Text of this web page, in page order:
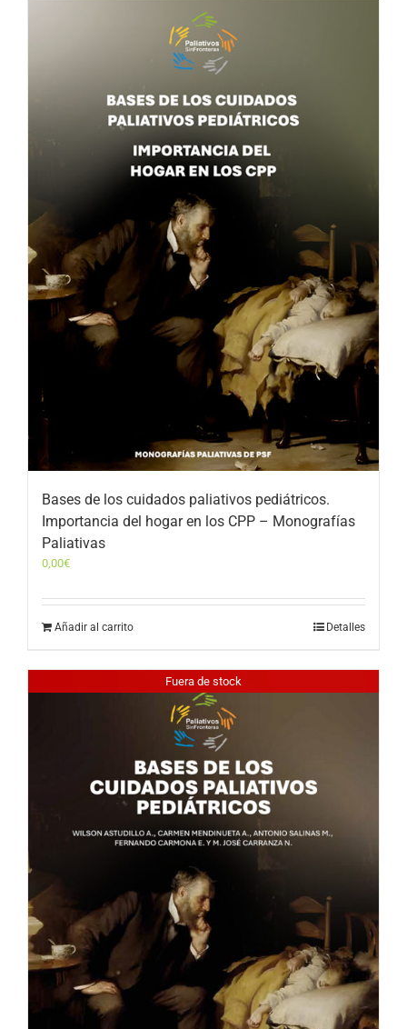
Bases de los cuidados paliativos pediátricos.
Importancia del hogar en los CPP – Monografías
Paliativas
0,00€
Añadir al carrito Detalles
Fuera de stock